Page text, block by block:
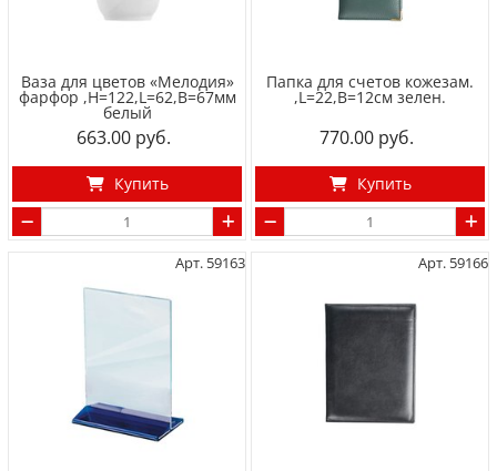
Ваза для цветов «Мелодия»
фарфор ,H=122,L=62,B=67мм
белый
663.00
Купить
Папка для счетов кожезам.
,L=22,B=12см зелен.
770.00
Купить
Арт. 59163 Арт. 59166